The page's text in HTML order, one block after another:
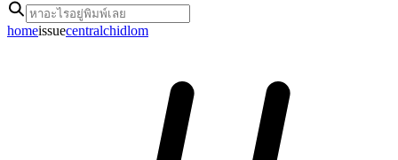
homeissuecentralchidlom